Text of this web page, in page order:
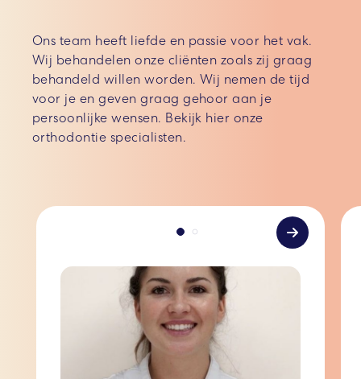
Ons team heeft liefde en passie voor het vak.
Wij behandelen onze cliënten zoals zij graag
behandeld willen worden. Wij nemen de tijd
voor je en geven graag gehoor aan je
persoonlijke wensen. Bekijk hier onze
orthodontie specialisten.